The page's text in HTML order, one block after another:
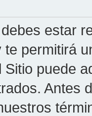
estar
permitirá
puede
Antes